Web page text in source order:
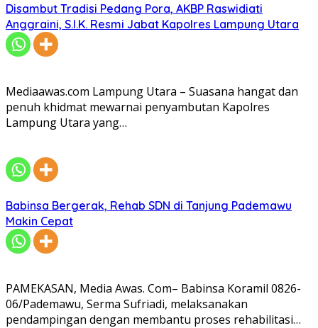
Disambut Tradisi Pedang Pora, AKBP Raswidiati
Anggraini, S.I.K. Resmi Jabat Kapolres Lampung Utara
Mediaawas.com Lampung Utara – Suasana hangat dan
penuh khidmat mewarnai penyambutan Kapolres
Lampung Utara yang…
Babinsa Bergerak, Rehab SDN di Tanjung Pademawu
Makin Cepat
PAMEKASAN, Media Awas. Com– Babinsa Koramil 0826-
06/Pademawu, Serma Sufriadi, melaksanakan
pendampingan dengan membantu proses rehabilitasi…